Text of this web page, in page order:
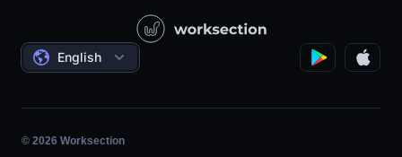
Staatliche / Soziale Projekte
Projektmanagement
Stundengenaue Arbeit
Agile
Bedingungen
English
© 2026 Worksection